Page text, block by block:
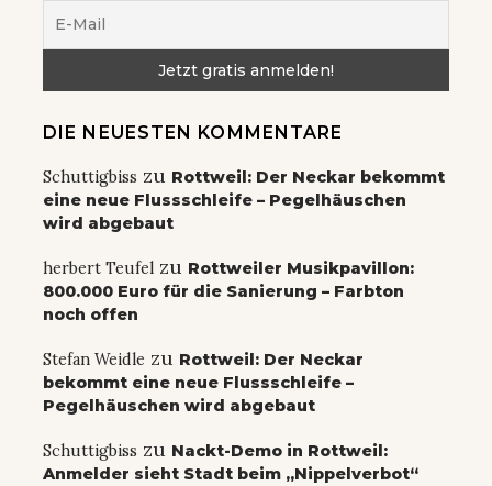
DIE NEUESTEN KOMMENTARE
Schuttigbiss zu Rottweil: Der Neckar bekommt
eine neue Flussschleife – Pegelhäuschen
wird abgebaut
herbert Teufel zu Rottweiler Musikpavillon:
800.000 Euro für die Sanierung – Farbton
noch offen
Stefan Weidle zu Rottweil: Der Neckar
bekommt eine neue Flussschleife –
Pegelhäuschen wird abgebaut
Schuttigbiss zu Nackt-Demo in Rottweil:
Anmelder sieht Stadt beim „Nippelverbot“